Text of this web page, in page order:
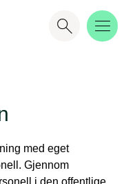
med eget
Gjennom
i den offentlige